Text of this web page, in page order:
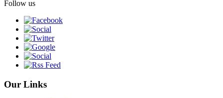
Follow us
Our Links